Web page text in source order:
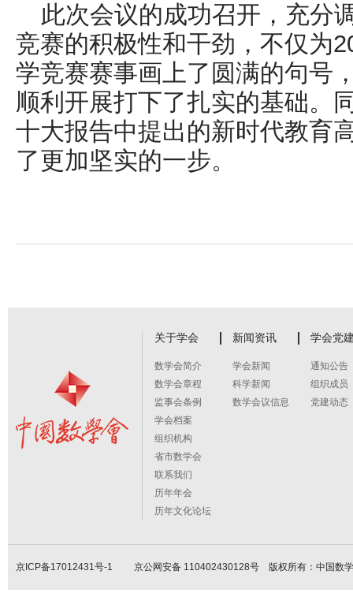
此次会议的成功召开，充分
竞赛的积极性和干劲，不仅为
学竞赛赛事画上了圆满的句号
顺利开展打下了扎实的基础。
十大报告中提出的新时代教育
了更加坚实的一步。
关于学会
数学会简介
数学会章程
监事会条例
学会档案
组织机构
省市数学会
联系我们
历年年会
历年文化论坛
新闻资讯
学会新闻
科学新闻
数学会议信息
学会党
通知公告
组织成员
党建动态
京ICP备17012431号-1 京公网安备 110402430128号 版权所有：中国